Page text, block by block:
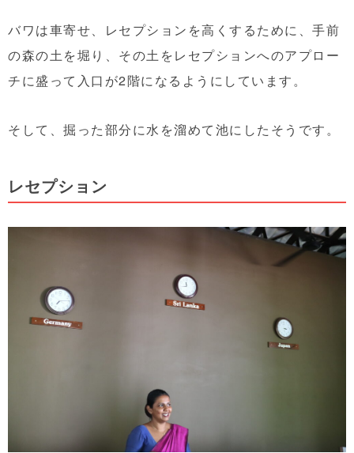
バワは車寄せ、レセプションを高くするために、手前
の森の土を堀り、その土をレセプションへのアプロー
チに盛って入口が2階になるようにしています。
そして、掘った部分に水を溜めて池にしたそうです。
レセプション